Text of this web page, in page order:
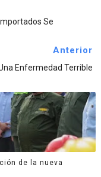
Se
Anterior
Enfermedad Terrible
de la nueva